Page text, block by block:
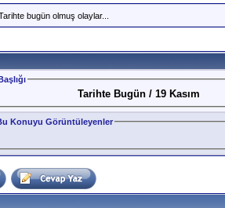
bugün olmuş olaylar...
Tarihte Bugün / 19 Kasım
Konuyu Görüntüleyenler